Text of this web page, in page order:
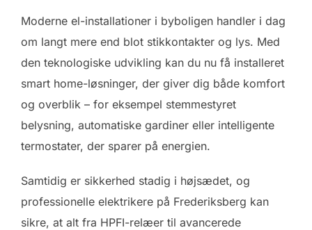
Moderne el-installationer i byboligen handler i dag
om langt mere end blot stikkontakter og lys. Med
den teknologiske udvikling kan du nu få installeret
smart home-løsninger, der giver dig både komfort
og overblik – for eksempel stemmestyret
belysning, automatiske gardiner eller intelligente
termostater, der sparer på energien.
Samtidig er sikkerhed stadig i højsædet, og
professionelle elektrikere på Frederiksberg kan
sikre, at alt fra HPFI-relæer til avancerede